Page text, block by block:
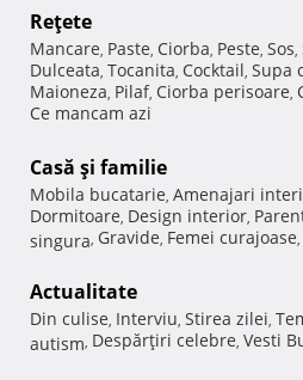
Reţete
Mancare, Paste, Ciorba, Peste, Sos,
Dulceata, Tocanita, Cocktail, Supa
Maioneza, Pilaf, Ciorba perisoare,
Ce mancam azi
Casă şi familie
Mobila bucatarie, Amenajari
Dormitoare, Design interior,
singura, Gravide, Femei curajoase,
Actualitate
Din culise, Interviu, Stirea zilei,
autism, Despărţiri celebre, Vesti